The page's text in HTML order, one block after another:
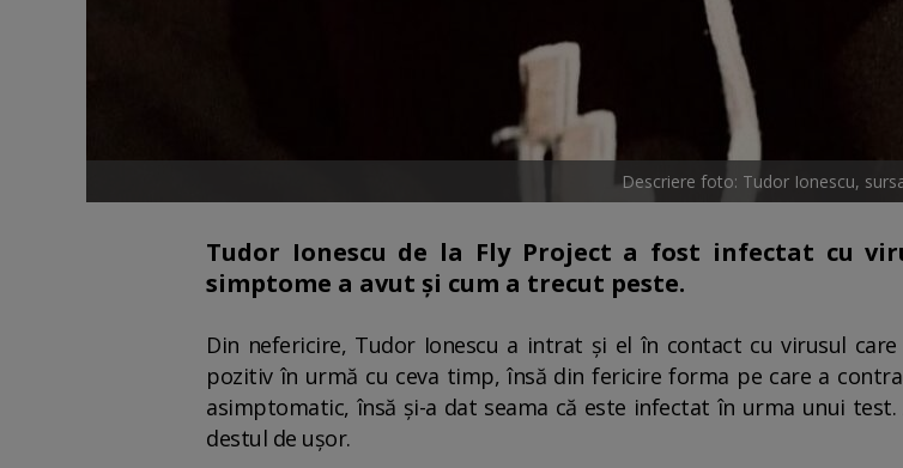
Descriere foto: Tudor Ionescu,
Tudor Ionescu de la Fly Project a fost infectat cu
simptome a avut și cum a trecut peste.
Din nefericire, Tudor Ionescu a intrat și el în contact cu virusul
pozitiv în urmă cu ceva timp, însă din fericire forma pe care a
asimptomatic, însă și-a dat seama că este infectat în urma unui
destul de ușor.